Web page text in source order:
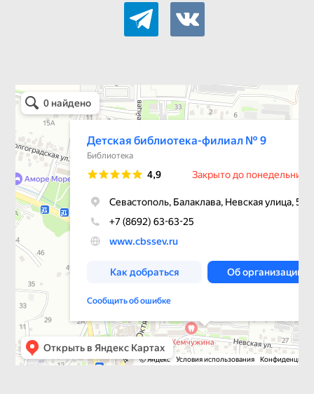
telegram vkontakte
Детская библиотека-филиал № 9
Библиотека в Севастополе